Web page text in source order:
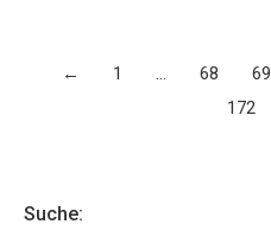
← 1 … 68 69
172
Suche: